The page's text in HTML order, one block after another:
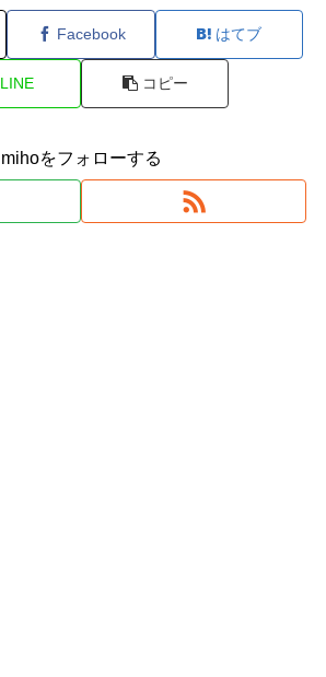
Facebook はてブ
LINE コピー
mihoをフォローする